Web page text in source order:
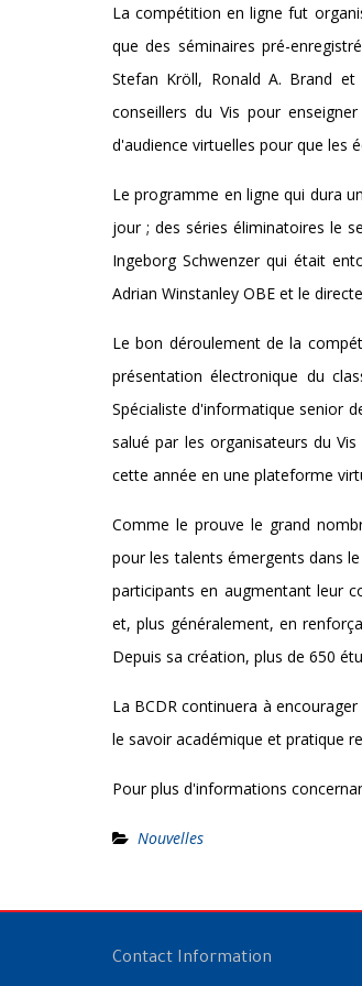
La compétition en ligne fut
que des séminaires pré-
Stefan Kröll, Ronald A. Brand
conseillers du Vis pour
d'audience virtuelles pour que les
Le programme en ligne qui dura
jour ; des séries éliminatoires le
Ingeborg Schwenzer qui était
Adrian Winstanley OBE et le
Le bon déroulement de la
présentation électronique du
Spécialiste d'informatique senior
salué par les organisateurs du
cette année en une plateforme
Comme le prouve le grand
pour les talents émergents dans
participants en augmentant leur
et, plus généralement, en
Depuis sa création, plus de 650
La BCDR continuera à
le savoir académique et pratique
Pour plus d'informations
Nouvelles
Contact Information